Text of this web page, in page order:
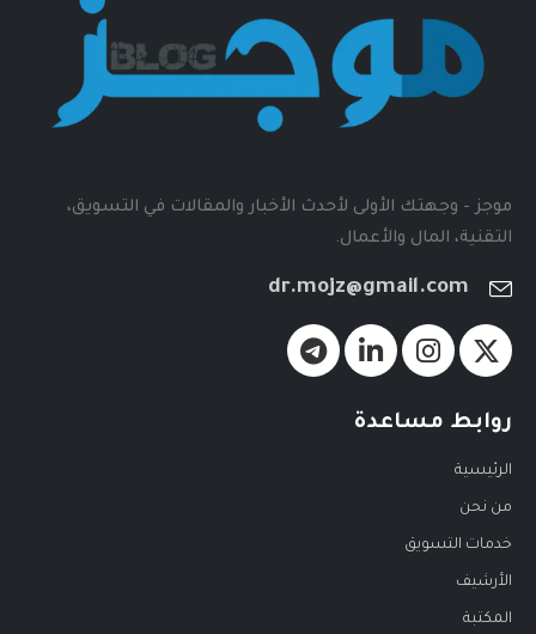
موجز - وجهتك الأولى لأحدث الأخبار والمقالات في التسويق،
التقنية، المال والأعمال.
dr.mojz@gmail.com
روابط مساعدة
الرئيسية
من نحن
خدمات التسويق
الأرشيف
المكتبة